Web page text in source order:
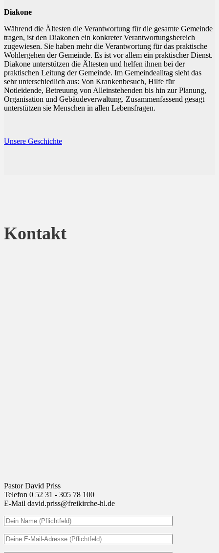
Diakone
Während die Ältesten die Verantwortung für die gesamte Gemeinde
tragen, ist den Diakonen ein konkreter Verantwortungsbereich
zugewiesen. Sie haben mehr die Verantwortung für das praktische
Wohlergehen der Gemeinde. Es ist vor allem ein praktischer Dienst.
Diakone unterstützen die Ältesten und helfen ihnen bei der
praktischen Leitung der Gemeinde. Im Gemeindealltag sieht das
sehr unterschiedlich aus: Von Krankenbesuch, Hilfe für
Notleidende, Betreuung von Alleinstehenden bis hin zur Planung,
Organisation und Gebäudeverwaltung. Zusammenfassend gesagt
unterstützen sie Menschen in allen Lebensfragen.
Unsere Geschichte
Kontakt
Pastor David Priss
Telefon 0 52 31 - 305 78 100
E-Mail david.priss@freikirche-hl.de
Bitte lasse dieses Feld leer.